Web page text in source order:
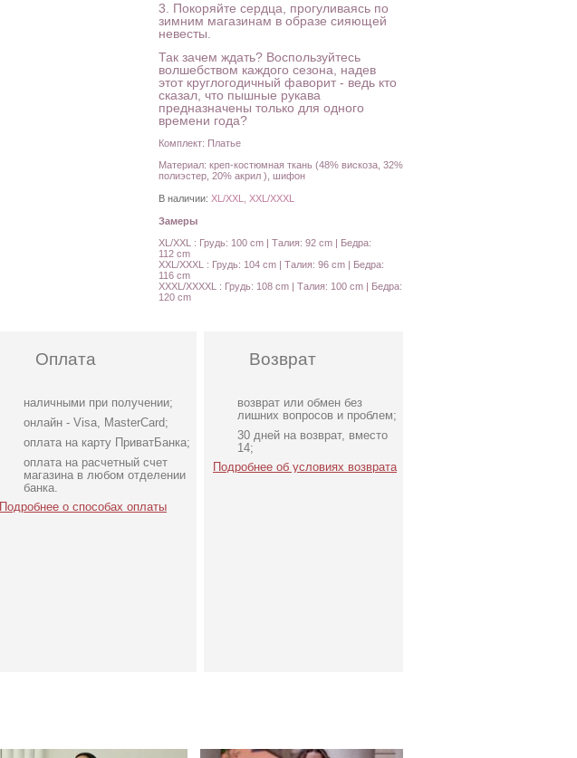
3. Покоряйте сердца, прогуливаясь по
зимним магазинам в образе сияющей
невесты.
Так зачем ждать? Воспользуйтесь
волшебством каждого сезона, надев
этот круглогодичный фаворит - ведь кто
сказал, что пышные рукава
предназначены только для одного
времени года?
Комплект: Платье
Материал: креп-костюмная ткань (48% вискоза, 32%
полиэстер, 20% акрил ), шифон
В наличии: XL/XXL, XXL/XXXL
Замеры
XL/XXL : Грудь: 100 cm | Талия: 92 cm | Бедра:
112 cm
XXL/XXXL : Грудь: 104 cm | Талия: 96 cm | Бедра:
116 cm
XXXL/XXXXL : Грудь: 108 cm | Талия: 100 cm | Бедра:
120 cm
Оплата
наличными при получении;
онлайн - Visa, MasterCard;
оплата на карту ПриватБанка;
оплата на расчетный счет
магазина в любом отделении
банка.
Подробнее о способах оплаты
Возврат
возврат или обмен без
лишних вопросов и проблем;
30 дней на возврат, вместо
14;
Подробнее об условиях возврата